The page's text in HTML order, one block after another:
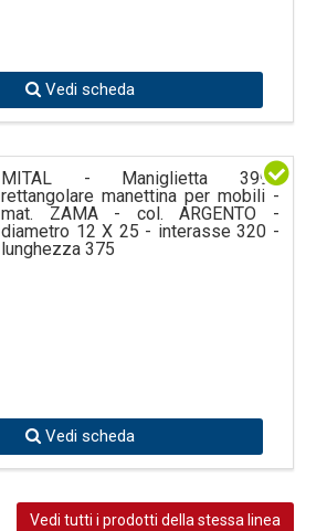
Vedi scheda
MITAL - Maniglietta 3990
rettangolare manettina per mobili -
mat. ZAMA - col. ARGENTO -
diametro 12 X 25 - interasse 320 -
lunghezza 375
Vedi scheda
Vedi tutti i prodotti della stessa linea